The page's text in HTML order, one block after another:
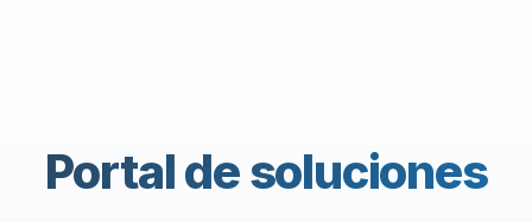
Portal de soluciones